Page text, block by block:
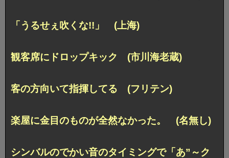
「うるせぇ吹くな!!」 (上海)
観客席にドロップキック (市川海老蔵)
客の方向いて指揮してる (フリテン)
楽屋に金目のものが全然なかった。 (名無し)
シンバルのでかい音のタイミングで「あ”～ク